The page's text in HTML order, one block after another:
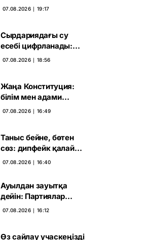
мұрасын қорғаудың
07.08.2026 ∣ 19:17
Сырдариядағы су
есебі цифрланады:
Орталық Азия ортақ
07.08.2026 ∣ 18:56
Жаңа Конституция:
білім мен адами
капиталға салынған
07.08.2026 ∣ 16:49
Таныс бейне, бөтен
сөз: дипфейк қалай
жұмыс істейді
07.08.2026 ∣ 16:40
Ауылдан зауытқа
дейін: Партиялар
сайлаушымен бетпе-
07.08.2026 ∣ 16:12
Өз сайлау учаскеңізді